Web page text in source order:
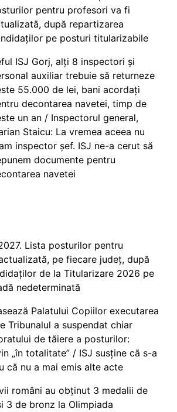
pentru profesori va fi
după repartizarea
pe posturi titularizabile
ISJ Gorj, alți 8 inspectori și
auxiliar trebuie să returneze
55.000 de lei, bani acordați
decontarea navetei, timp de
un an / Inspectorul general,
Staicu: La vremea aceea nu
inspector șef. ISJ ne-a cerut să
documente pentru
navetei
Lista posturilor pentru
pe fiecare județ, după
de la Titularizare 2026 pe
nedeterminată
Palatului Copiilor executarea
Tribunalul a suspendat chiar
de tăiere a posturilor:
„în totalitate” / ISJ susține că s-a
că nu a mai emis alte acte
români au obținut 3 medalii de
3 de bronz la Olimpiada